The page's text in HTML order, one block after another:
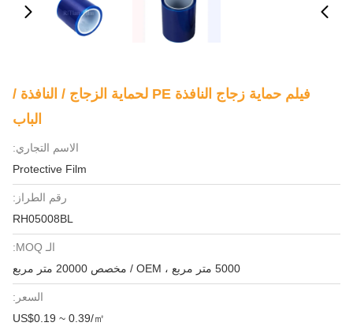
فيلم حماية زجاج النافذة PE لحماية الزجاج / النافذة /
الباب
الاسم التجاري:
Protective Film
رقم الطراز:
RH05008BL
الـ MOQ:
5000 متر مربع ، OEM / مخصص 20000 متر مربع
السعر:
US$0.19 ~ 0.39/㎡